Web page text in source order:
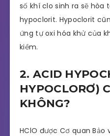
số khí clo sinh ra sẽ
hypoclorit. Hypoclorit
ứng tự oxi hóa khử của
kiềm.
2. ACID
HYPOCLORƠ)
KHÔNG?
HClO được Cơ quan Bảo